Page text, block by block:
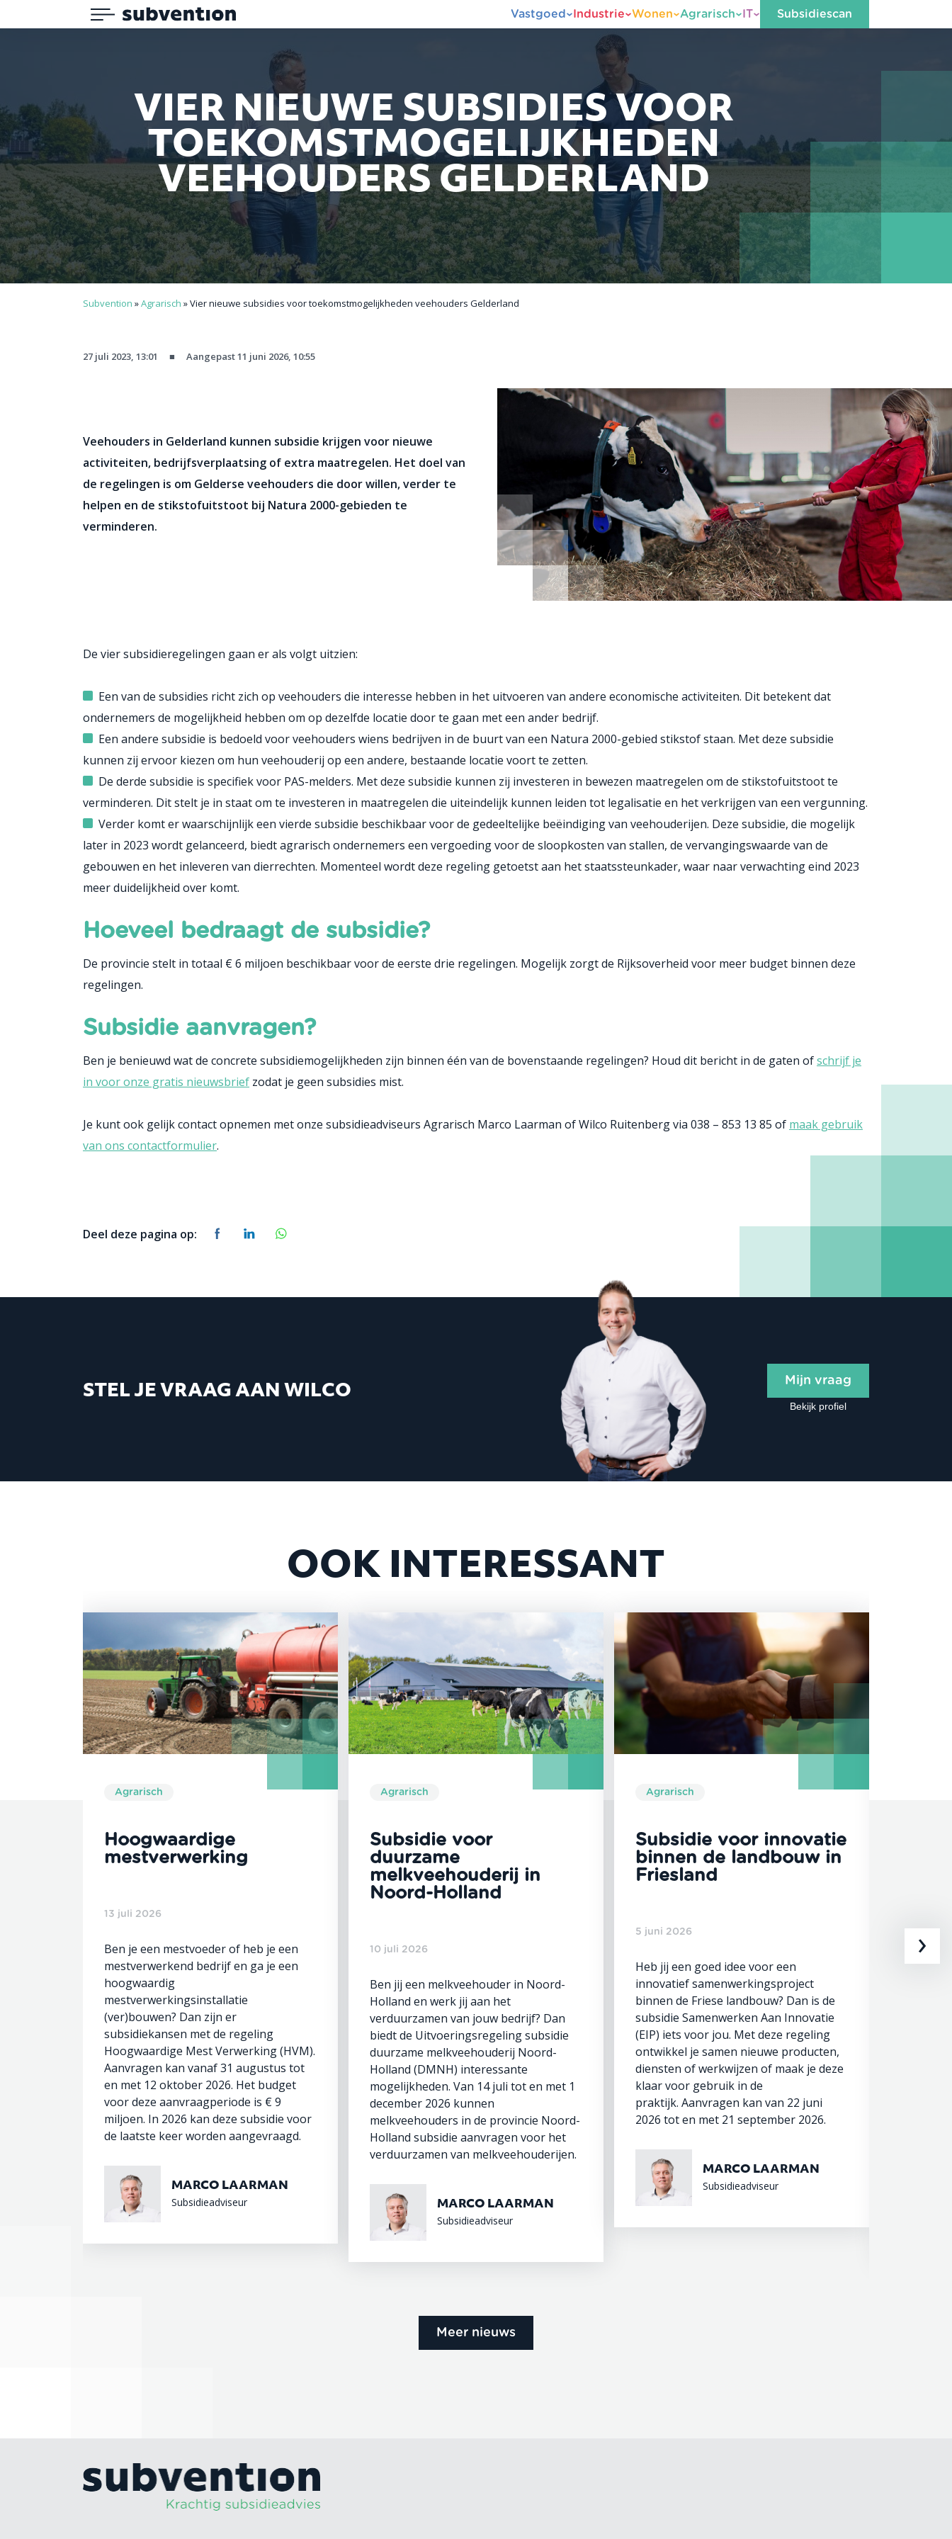
Subvention
Menu
Vastgoed Industrie Wonen Agrarisch IT Subsidiescan
VIER NIEUWE SUBSIDIES VOOR
TOEKOMSTMOGELIJKHEDEN
VEEHOUDERS GELDERLAND
Subvention »Agrarisch »Vier nieuwe subsidies voor toekomstmogelijkheden veehouders Gelderland
27 juli 2023, 13:01 ■ Aangepast 11 juni 2026, 10:55
Veehouders in Gelderland kunnen subsidie krijgen voor nieuwe
activiteiten, bedrijfsverplaatsing of extra maatregelen. Het doel van
de regelingen is om Gelderse veehouders die door willen, verder te
helpen en de stikstofuitstoot bij Natura 2000-gebieden te
verminderen.
De vier subsidieregelingen gaan er als volgt uitzien:
Een van de subsidies richt zich op veehouders die interesse hebben in het uitvoeren van andere economische activiteiten. Dit betekent dat
ondernemers de mogelijkheid hebben om op dezelfde locatie door te gaan met een ander bedrijf.
Een andere subsidie is bedoeld voor veehouders wiens bedrijven in de buurt van een Natura 2000-gebied stikstof staan. Met deze subsidie
kunnen zij ervoor kiezen om hun veehouderij op een andere, bestaande locatie voort te zetten.
De derde subsidie is specifiek voor PAS-melders. Met deze subsidie kunnen zij investeren in bewezen maatregelen om de stikstofuitstoot te
verminderen. Dit stelt je in staat om te investeren in maatregelen die uiteindelijk kunnen leiden tot legalisatie en het verkrijgen van een vergunning.
Verder komt er waarschijnlijk een vierde subsidie beschikbaar voor de gedeeltelijke beëindiging van veehouderijen. Deze subsidie, die mogelijk
later in 2023 wordt gelanceerd, biedt agrarisch ondernemers een vergoeding voor de sloopkosten van stallen, de vervangingswaarde van de
gebouwen en het inleveren van dierrechten. Momenteel wordt deze regeling getoetst aan het staatssteunkader, waar naar verwachting eind 2023
meer duidelijkheid over komt.
Hoeveel bedraagt de subsidie?
De provincie stelt in totaal € 6 miljoen beschikbaar voor de eerste drie regelingen. Mogelijk zorgt de Rijksoverheid voor meer budget binnen deze
regelingen.
Subsidie aanvragen?
Ben je benieuwd wat de concrete subsidiemogelijkheden zijn binnen één van de bovenstaande regelingen? Houd dit bericht in de gaten ofschrijf je
in voor onze gratis nieuwsbrief zodat je geen subsidies mist.
Je kunt ook gelijk contact opnemen met onze subsidieadviseurs Agrarisch Marco Laarman of Wilco Ruitenberg via 038 – 853 13 85 of maak gebruik
van ons contactformulier.
Deel deze pagina op:
STEL JE VRAAG AAN WILCO Mijn vraag
Bekijk profiel
OOK INTERESSANT
Agrarisch
Hoogwaardige
mestverwerking
13 juli 2026
Ben je een mestvoeder of heb je een
mestverwerkend bedrijf en ga je een
hoogwaardig
mestverwerkingsinstallatie
(ver)bouwen? Dan zijn er
subsidiekansen met de regeling
Hoogwaardige Mest Verwerking (HVM).
Aanvragen kan vanaf 31 augustus tot
en met 12 oktober 2026. Het budget
voor deze aanvraagperiode is € 9
miljoen. In 2026 kan deze subsidie voor
de laatste keer worden aangevraagd.
MARCO LAARMAN
Subsidieadviseur
Agrarisch
Subsidie voor
duurzame
melkveehouderij in
Noord-Holland
10 juli 2026
Ben jij een melkveehouder in Noord-
Holland en werk jij aan het
verduurzamen van jouw bedrijf? Dan
biedt de Uitvoeringsregeling subsidie
duurzame melkveehouderij Noord-
Holland (DMNH) interessante
mogelijkheden. Van 14 juli tot en met 1
december 2026 kunnen
melkveehouders in de provincie Noord-
Holland subsidie aanvragen voor het
verduurzamen van melkveehouderijen.
MARCO LAARMAN
Subsidieadviseur
Agrarisch
Subsidie voor innovatie
binnen de landbouw in
Friesland
5 juni 2026
Heb jij een goed idee voor een
innovatief samenwerkingsproject
binnen de Friese landbouw? Dan is de
subsidie Samenwerken Aan Innovatie
(EIP) iets voor jou. Met deze regeling
ontwikkel je samen nieuwe producten,
diensten of werkwijzen of maak je deze
klaar voor gebruik in de
praktijk. Aanvragen kan van 22 juni
2026 tot en met 21 september 2026.
MARCO LAARMAN
Subsidieadviseur
›
Meer nieuws